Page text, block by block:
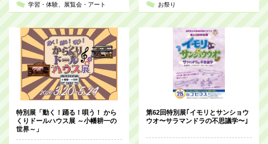
学習・体験 展覧会・アート お祭り
特別展「動く！踊る！唄う！ から
くりドールハウス展 ～小幡耕一の
世界～」
第62回特別展｢イモリとサンショウ
ウオ〜サラマンドラの不思議学〜｣